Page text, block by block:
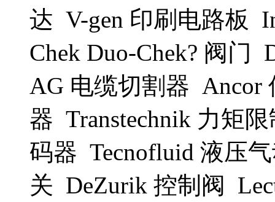
达 V-gen 印刷电路板
Chek Duo-Chek? 阀门
AG 电缆切割器 Ancor
器 Transtechnik 力矩
码器 Tecnofluid 液压
关 DeZurik 控制阀